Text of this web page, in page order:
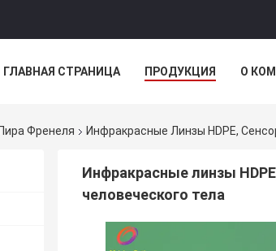
ГЛАВНАЯ СТРАНИЦА ПРОДУКЦИЯ О
Френеля Инфракрасные Линзы HDPE,
Инфракрасные линзы
человеческого тела